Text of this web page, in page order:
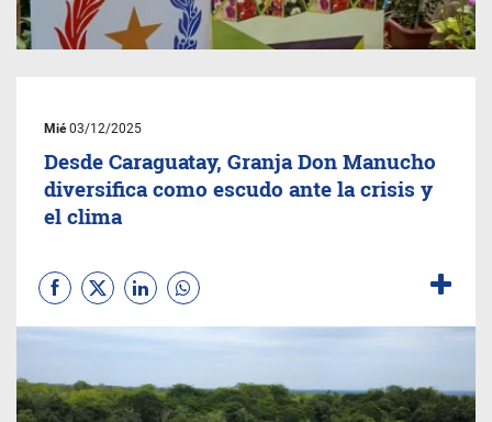
Mié03/12/2025
Desde Caraguatay, Granja Don Manucho
diversifica como escudo ante la crisis y
el clima